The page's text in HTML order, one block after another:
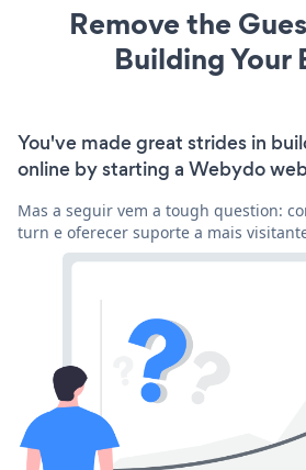
Remove the
Building Your
You've made great strides in
online by starting a Webydo
Mas a seguir vem a tough question:
turn e oferecer suporte a mais